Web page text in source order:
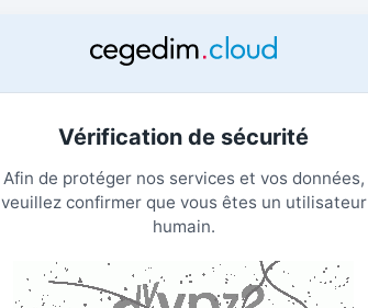
Vérification de sécurité
Afin de protéger nos services et vos données,
veuillez confirmer que vous êtes un utilisateur
humain.